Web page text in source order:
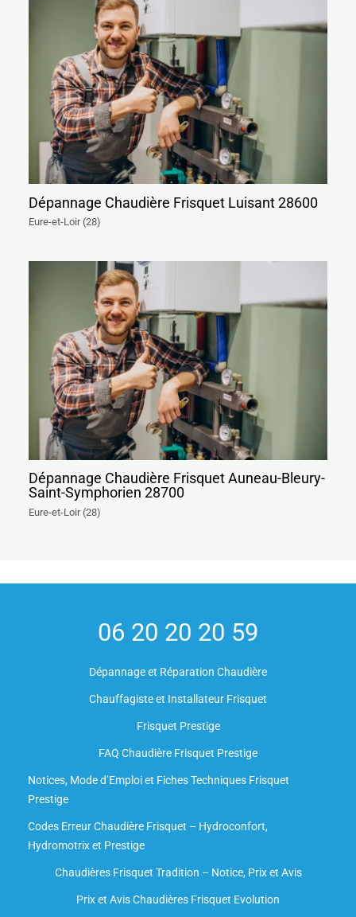
Dépannage Chaudière Frisquet Luisant 28600
Eure-et-Loir (28)
Dépannage Chaudière Frisquet Auneau-Bleury-
Saint-Symphorien 28700
Eure-et-Loir (28)
06 20 20 20 59
Dépannage et Réparation Chaudière
Chauffagiste et Installateur Frisquet
Frisquet Prestige
FAQ Chaudière Frisquet Prestige
Notices, Mode d’Emploi et Fiches Techniques Frisquet
Prestige
Codes Erreur Chaudière Frisquet – Hydroconfort,
Hydromotrix et Prestige
Chaudières Frisquet Tradition – Notice, Prix et Avis
Prix et Avis Chaudières Frisquet Evolution